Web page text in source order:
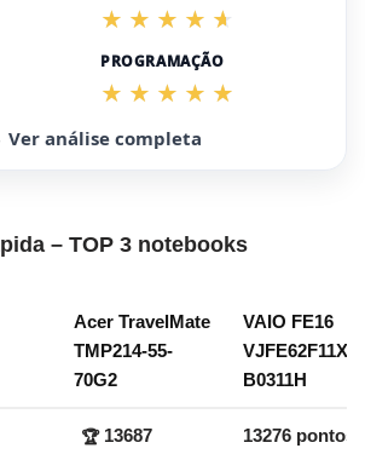
PROGRAMAÇÃO
Ver análise completa
– TOP 3 notebooks
Acer TravelMate
TMP214-55-
70G2
VAIO FE16
VJFE62F11X-
B0311H
🏆13687
13276 pontos